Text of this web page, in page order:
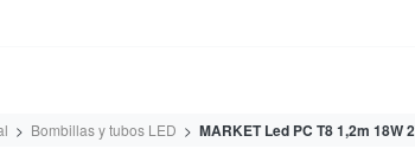
Bombillas y tubos LED MARKET Led PC T8 1,2m 18W